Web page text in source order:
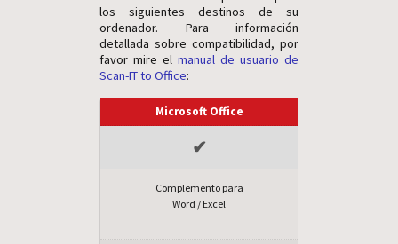
los siguientes destinos de su
ordenador. Para información
detallada sobre compatibilidad, por
favor mire el manual de usuario de
Scan-IT to Office:
Microsoft Office
✔
Complemento para
Word / Excel